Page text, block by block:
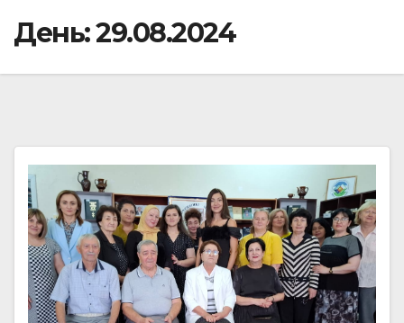
День:29.08.2024